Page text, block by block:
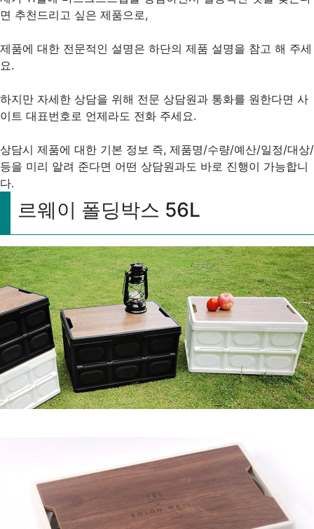
면 추천드리고 싶은 제품으로,
제품에 대한 전문적인 설명은 하단의 제품 설명을 참고 해 주세
요.
하지만 자세한 상담을 위해 전문 상담원과 통화를 원한다면 사
이트 대표번호로 언제라도 전화 주세요.
상담시 제품에 대한 기본 정보 즉, 제품명/수량/예산/일정/대상/
등을 미리 알려 준다면 어떤 상담원과도 바로 진행이 가능합니
다.
르웨이 폴딩박스 56L